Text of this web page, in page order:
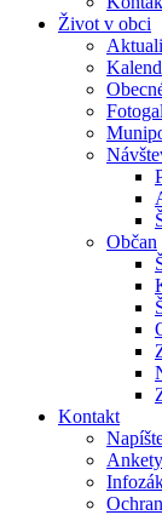
Život v obci
Občan
Kontakt
Ankety